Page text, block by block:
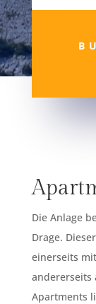
Die Anlage
Drage.
einerseits
andererseits
Apartments